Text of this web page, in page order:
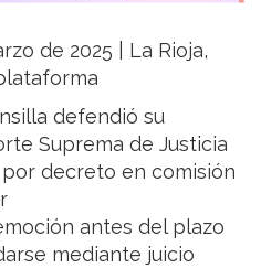
de 2025 | La Rioja,
defendió su
Suprema de Justicia
decreto en comisión
antes del plazo
mediante juicio